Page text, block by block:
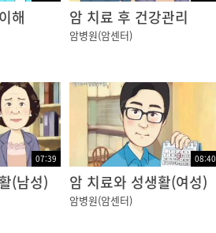
해 암 치료 후 건강관리
암병원(암센터)
07:39
(남성)
08:40
암 치료와 성생활(여성)
암병원(암센터)